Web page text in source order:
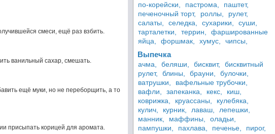
смеси, ещё раз взбить.
ванильный сахар, смешать.
ещё муки, но не переборщить, а то
присыпать корицей для аромата.
по-корейски,
пастрома,
паштет,
печеночный торт,
роллы,
рулет,
салаты,
селедка, сухарики,
суши,
тарталетки,
террин,
фаршированные
яйца,
форшмак, хумус, чипсы,
Выпечка
ачма, беляши, бисквит,
бисквитный
рулет,
блины, брауни,
булочки,
ватрушки,
вафельные трубочки,
вафли,
запеканка, кекс,
киш,
коврижка,
круассаны,
кулебяка,
кулич,
курник, лаваш,
лепешки,
манник,
маффины,
оладьи,
пампушки,
пахлава, печенье,
пирог,